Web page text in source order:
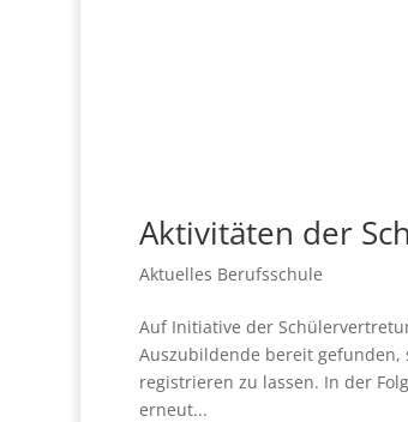
Aktivitäten der
Aktuelles Berufsschule
Auf Initiative der
Auszubildende bereit gefunden,
registrieren zu lassen. In der
erneut...